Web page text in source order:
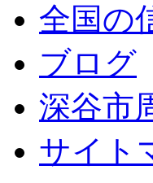
全国の
ブログ
深谷市
サイト